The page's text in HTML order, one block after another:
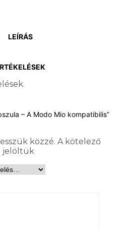
LEÍRÁS
– A Modo Mio kompatibilis”
közzé. A kötelező
jelöltük